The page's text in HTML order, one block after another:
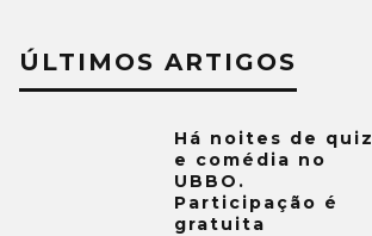
ÚLTIMOS ARTIGOS
Há noites de quiz
e comédia no
UBBO.
Participação é
gratuita